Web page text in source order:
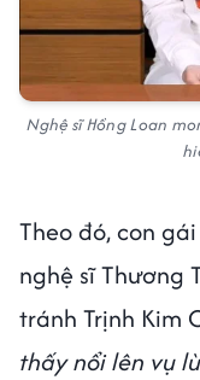
Nghệ sĩ Hồng Loan
Theo đó, con
nghệ sĩ Thương
tránh Trịnh Kim
thấy nổi lên vụ